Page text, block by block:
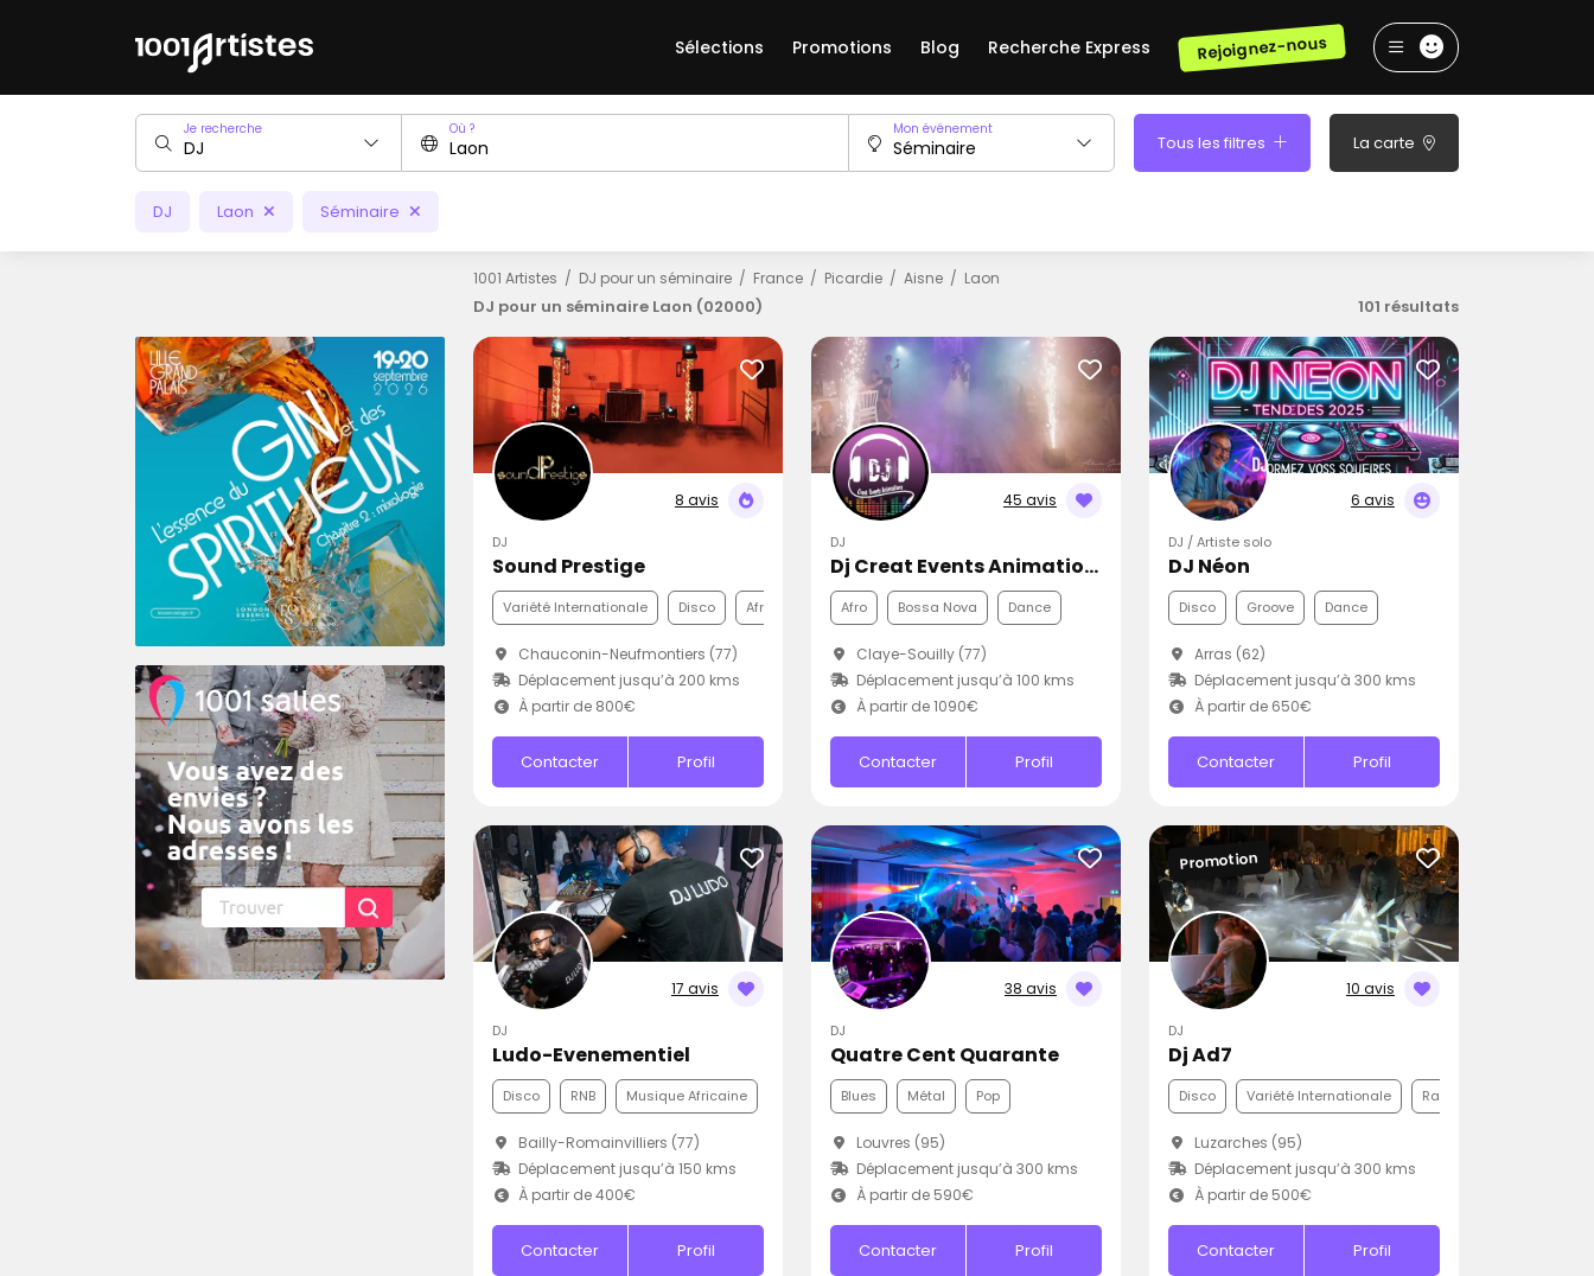
Sélections Promotions Blog Recherche Express Rejoignez-nous
Je recherche Où ? Mon événement
Tous les filtres La carte
DJ Laon Séminaire
1001 Artistes DJ pour un séminaire France Picardie Aisne Laon
DJ pour un séminaire Laon (02000) 101 résultats
8 avis
DJ
Sound Prestige
Variété Internationale Disco Afro
Chauconin-Neufmontiers (77)
Déplacement jusqu’à 200 kms
À partir de 800€
Contacter Profil
45 avis
DJ
Dj Creat Events Animations
Afro Bossa Nova Dance
Claye-Souilly (77)
Déplacement jusqu’à 100 kms
À partir de 1090€
Contacter Profil
6 avis
DJ / Artiste solo
DJ Néon
Disco Groove Dance
Arras (62)
Déplacement jusqu’à 300 kms
À partir de 650€
Contacter Profil
17 avis
DJ
Ludo-Evenementiel
Disco RNB Musique Africaine
Bailly-Romainvilliers (77)
Déplacement jusqu’à 150 kms
À partir de 400€
Contacter Profil
38 avis
DJ
Quatre Cent Quarante
Blues Métal Pop
Louvres (95)
Déplacement jusqu’à 300 kms
À partir de 590€
Contacter Profil
10 avis
Promotion
DJ
Dj Ad7
Disco Variété Internationale Rap
Luzarches (95)
Déplacement jusqu’à 300 kms
À partir de 500€
Contacter Profil